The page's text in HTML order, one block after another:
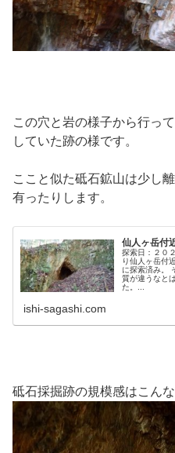
この穴と岩の様子から行っ
していた跡の様です。
ここと似た砥石鉱山は少し
有ったりします。
仙人ヶ岳付
探索日：２０
り仙人ヶ岳付
に探索済み。
質が違うなと
た。...
ishi-sagashi.com
砥石採掘跡の規模感はこんな